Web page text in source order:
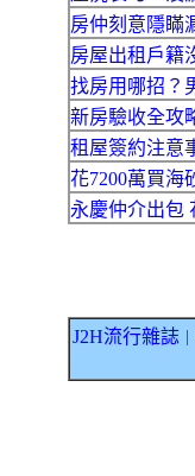
房仲刻意隱瞞
房屋出租戶籍
找房用哪招？
新房驗收全攻
租屋簽約注意
花7200萬買
永慶仲介出包
J2H流行雜誌